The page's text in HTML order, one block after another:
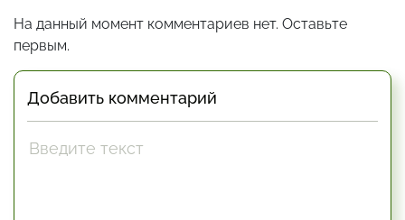
На данный момент комментариев нет. Оставьте
первым.
Добавить комментарий